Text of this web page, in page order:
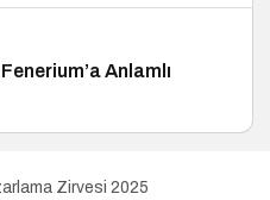
Anlamlı
Zirvesi 2025